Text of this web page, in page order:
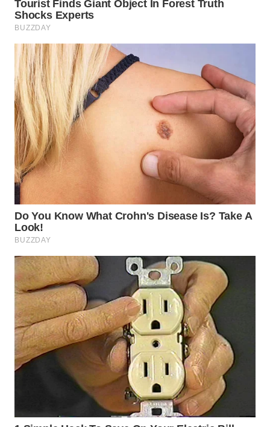
WN
SOLO
WN
BOROBUDUR
WN
MADURA
WN
SURABAYA
NATUNA
WN
WN
MANDALIKA
WN
LIKUPANG